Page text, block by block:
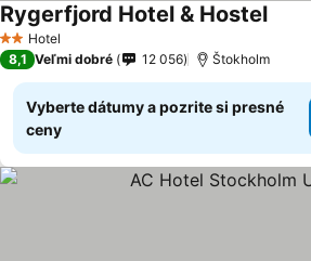
2 Počet hviezdičiek
Hotel
Rygerfjord Hotel & Hostel
8,1 Veľmi dobré 12 056 Štokholm
Vyberte dátumy a pozrite si presné
ceny